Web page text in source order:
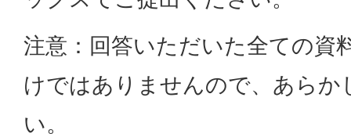
注意：回答いただいた全ての資
けではありませんので、あらか
い。